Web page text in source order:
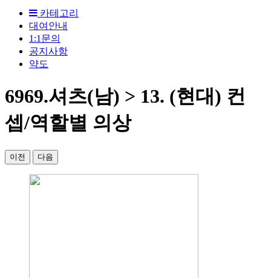
카테고리
대여안내
1:1문의
공지사항
약도
6969.셔츠(남) > 13. (현대) 컨
셉/역할별 의상
이전 다음